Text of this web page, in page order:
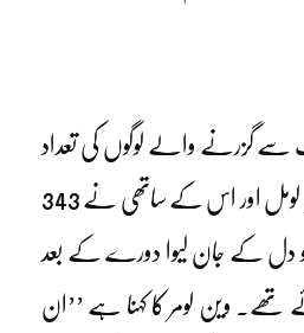
گزرنے والے لوگوں کی تعداد
جاننے کی کوشش میں وین لومل اور اس کے ساتھی نے 343
جو دل کے جان لیوا دورے کے بعد
تھے۔ وین لومر کا کہنا ہے ’’ان